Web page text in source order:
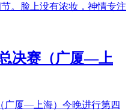
。脸上没有浓妆，神情专注
决赛（广厦—上
广厦—上海）今晚进行第四